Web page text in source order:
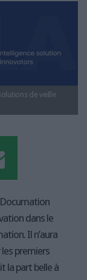
de veille
dans le
Il n’aura
premiers
la part belle à